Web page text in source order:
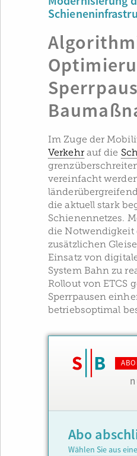
Im Zuge der
Verkehrauf die
vereinfacht
die aktuell stark
Schienennetzes.
die Notwendigkeit
zusätzlichen
Einsatz von
System Bahn zu
Rollout von ETCS
Sperrpausen
betriebsoptimal
Abo
Wählen Sie aus